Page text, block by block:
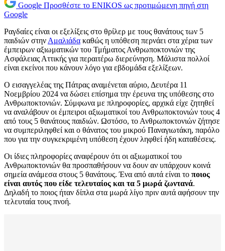
Google Προσθέστε το ENIKOS ως προτιμώμενη πηγή στη
Google
Ραγδαίες είναι οι εξελίξεις στο θρίλερ με τους θανάτους των 5
παιδιών στην Αμαλιάδα καθώς η υπόθεση περνάει στα χέρια των
έμπειρων αξιωματικών του Τμήματος Ανθρωποκτονιών της
Ασφάλειας Αττικής για περαιτέρω διερεύνηση. Μάλιστα πολλοί
είναι εκείνοι που κάνουν λόγο για εβδομάδα εξελίξεων.
Ο εισαγγελέας της Πάτρας αναμένεται αύριο, Δευτέρα 11
Νοεμβρίου 2024 να δώσει επίσημα την έρευνα της υπόθεσης στο
Ανθρωποκτονιών. Σύμφωνα με πληροφορίες, αρχικά είχε ζητηθεί
να αναλάβουν οι έμπειροι αξιωματικοί του Ανθρωποκτονιών τους 4
από τους 5 θανάτους παιδιών. Ωστόσο, το Ανθρωποκτονιών ζήτησε
να συμπεριληφθεί και ο θάνατος του μικρού Παναγιωτάκη, παρόλο
που για την συγκεκριμένη υπόθεση έχουν ληφθεί ήδη καταθέσεις.
Οι ίδιες πληροφορίες αναφέρουν ότι οι αξιωματικοί του
Ανθρωποκτονιών θα προσπαθήσουν να δουν αν υπάρχουν κοινά
σημεία ανάμεσα στους 5 θανάτους. Ένα από αυτά είναι το ποιος
είναι αυτός που είδε τελευταίος και τα 5 μωρά ζωντανά.
Δηλαδή το ποιος ήταν δίπλα στα μωρά λίγο πριν αυτά αφήσουν την
τελευταία τους πνοή.